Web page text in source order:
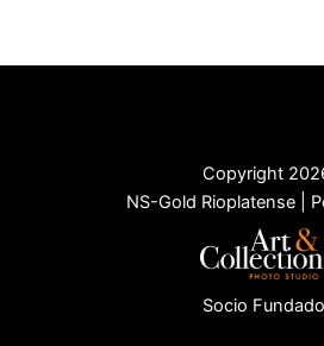
Copyright
NS-Gold Rioplatense |
Socio